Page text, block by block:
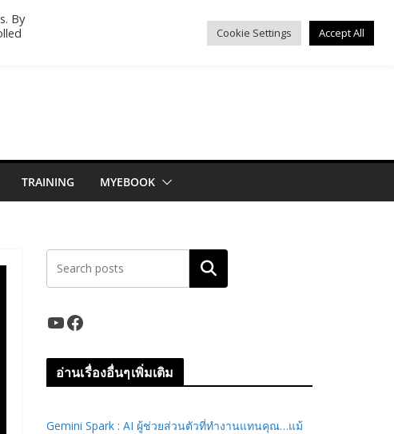
TRAINING MYEBOOK
ค้นหา
YouTube Facebook
อ่านเรื่องอื่นๆเพิ่มเติม
Gemini Spark : AI ผู้ช่วยส่วนตัวที่ทำงานแทนคุณ…แม้
By
Cookie Settings Accept All